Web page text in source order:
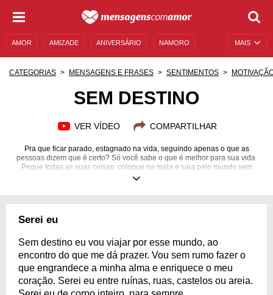
MAIS
AMOR AMIZADE ANIVERSÁRIO NAMORO
CATEGORIAS MENSAGENS E FRASES SENTIMENTOS
SEM DESTINO
VER VÍDEO COMPARTILHAR
Pra que ficar parado, estagnado na vida, seguindo apenas o que as
pessoas dizem que é certo? Só você sabe o que é melhor para sua vida.
Pegue todas as suas coisas, coloque na mala e saia pelo mundo sem
destino, sem pensar no que está deixando para trás.
Serei eu
Sem destino eu vou viajar por esse mundo, ao
encontro do que me dá prazer. Vou sem rumo fazer o
que engrandece a minha alma e enriquece o meu
coração. Serei eu entre ruínas, ruas, castelos ou areia.